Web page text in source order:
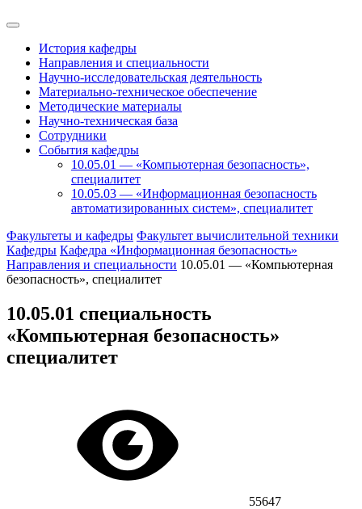
История кафедры
Направления и специальности
Научно-исследовательская деятельность
Материально-техническое обеспечение
Методические материалы
Научно-техническая база
Сотрудники
События кафедры
10.05.01 — «Компьютерная безопасность»,
специалитет
10.05.03 — «Информационная безопасность
автоматизированных систем», специалитет
Факультеты и кафедры Факультет вычислительной техники
Кафедры Кафедра «Информационная безопасность»
Направления и специальности 10.05.01 — «Компьютерная
безопасность», специалитет
10.05.01 специальность
«Компьютерная безопасность»
специалитет
55647